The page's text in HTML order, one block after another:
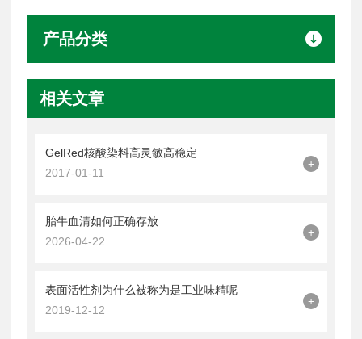
产品分类
相关文章
GelRed核酸染料高灵敏高稳定
2017-01-11
+
胎牛血清如何正确存放
2026-04-22
+
表面活性剂为什么被称为是工业味精呢
2019-12-12
+